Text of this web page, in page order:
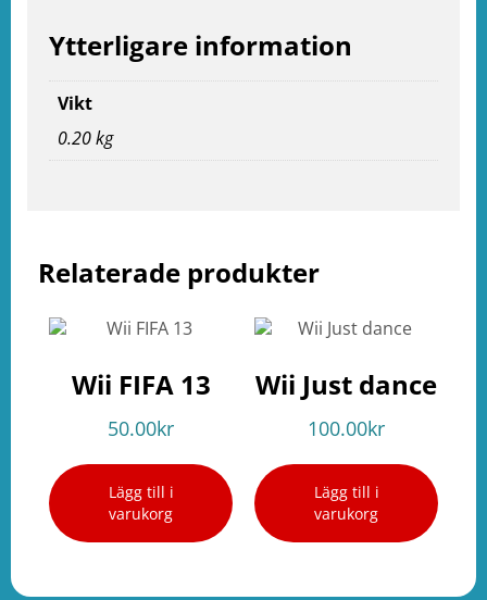
Relaterade produkter
Wii FIFA 13
50.00kr
Lägg till i
varukorg
Wii Just dance
100.00kr
Lägg till i
varukorg
Ytterligare information
Vikt
0.20 kg